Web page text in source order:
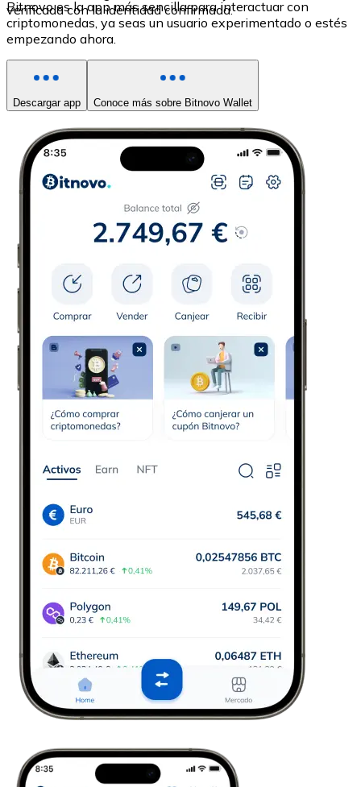
verificada con la identidad confirmada.
Bitnovo es la app más sencilla para interactuar con
criptomonedas, ya seas un usuario experimentado o estés
empezando ahora.
Descargar app Conoce más sobre Bitnovo Wallet